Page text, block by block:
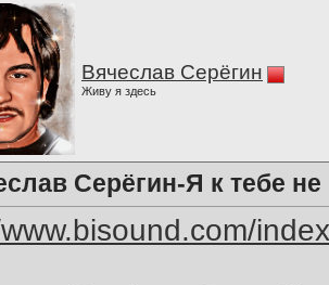
Вячеслав Серёгин
Живу я здесь
Серёгин-Я к тебе не